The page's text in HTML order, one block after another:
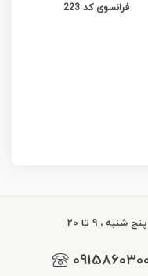
فرانسوی کد 223
، 9 تا 20